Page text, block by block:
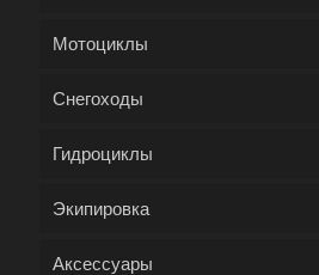
Мотоциклы
Снегоходы
Гидроциклы
Экипировка
Аксессуары